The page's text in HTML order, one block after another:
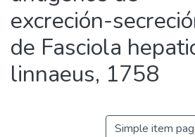
excreción-
de Fasciola
linnaeus, 1758
Simple item